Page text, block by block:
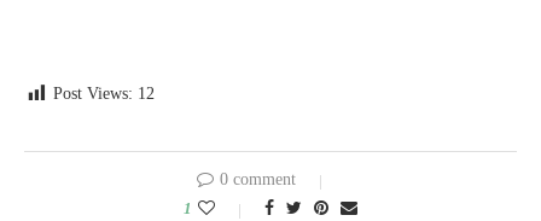
Post Views: 12
0 comment
1